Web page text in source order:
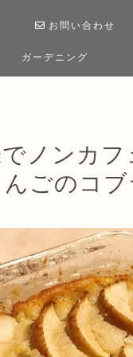
お問い合わせ
ガーデニング
ノンカ
ごのコ